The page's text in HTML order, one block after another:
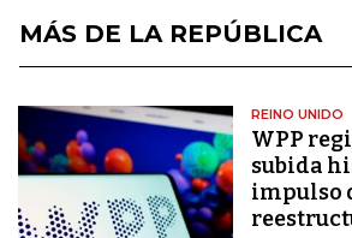
MÁS DE LA REPÚBLICA
REINO UNIDO
WPP
subida
impulso